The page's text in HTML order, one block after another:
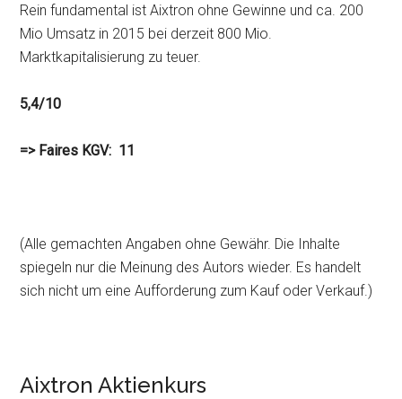
Rein fundamental ist Aixtron ohne Gewinne und ca. 200
Mio Umsatz in 2015 bei derzeit 800 Mio.
Marktkapitalisierung zu teuer.
5,4/10
=> Faires KGV: 11
(Alle gemachten Angaben ohne Gewähr. Die Inhalte
spiegeln nur die Meinung des Autors wieder. Es handelt
sich nicht um eine Aufforderung zum Kauf oder Verkauf.)
Aixtron Aktienkurs